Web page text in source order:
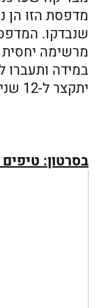
מדפסת הזו הן
שנבדקו.
במידה
יתקצר ל-12 שניות.
בסרטון: